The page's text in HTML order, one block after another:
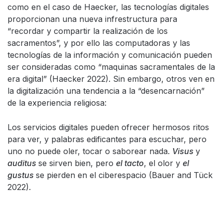
como en el caso de Haecker, las tecnologías digitales
proporcionan una nueva infrestructura para
“recordar y compartir la realización de los
sacramentos”, y por ello las computadoras y las
tecnologías de la información y comunicación pueden
ser consideradas como “maquinas sacramentales de la
era digital” (Haecker 2022). Sin embargo, otros ven en
la digitalización una tendencia a la “desencarnación”
de la experiencia religiosa:
Los servicios digitales pueden ofrecer hermosos ritos
para ver, y palabras edificantes para escuchar, pero
uno no puede oler, tocar o saborear nada. Visus y
auditus se sirven bien, pero el tacto, el olor y el
gustus se pierden en el ciberespacio (Bauer and Tück
2022).